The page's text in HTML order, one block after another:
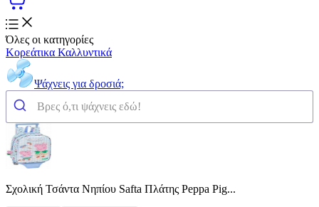
Όλες οι κατηγορίες
Κορεάτικα Καλλυντικά
Ψάχνεις για δροσιά;
Σχολική Τσάντα Νηπίου Safta Πλάτης Peppa Pig...